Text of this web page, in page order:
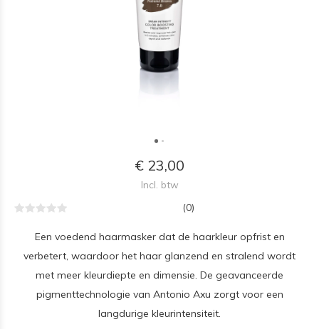
€ 23,00
Incl. btw
(0)
Een voedend haarmasker dat de haarkleur opfrist en
verbetert, waardoor het haar glanzend en stralend wordt
met meer kleurdiepte en dimensie. De geavanceerde
pigmenttechnologie van Antonio Axu zorgt voor een
langdurige kleurintensiteit.